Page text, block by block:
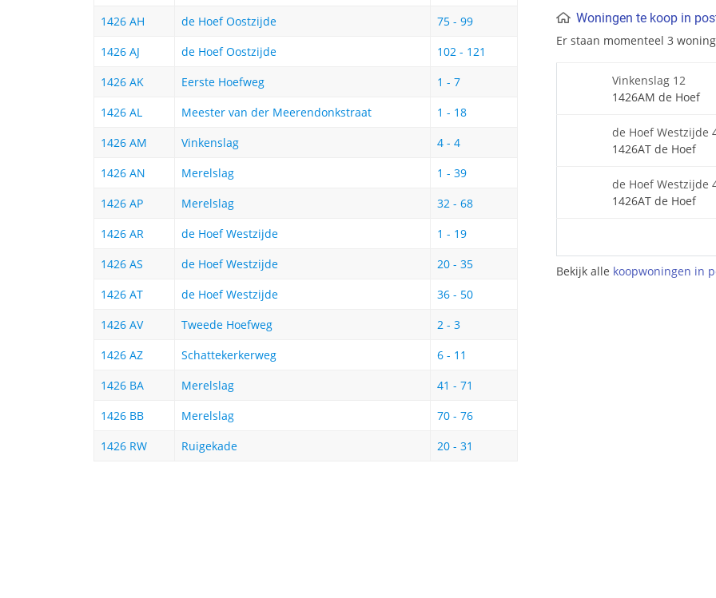
1426 AH
de Hoef Oostzijde
75 - 99
1426 AJ
de Hoef Oostzijde
102 - 121
1426 AK
Eerste Hoefweg
1 - 7
1426 AL
Meester van der Meerendonkstraat
1 - 18
1426 AM
Vinkenslag
4 - 4
1426 AN
Merelslag
1 - 39
1426 AP
Merelslag
32 - 68
1426 AR
de Hoef Westzijde
1 - 19
1426 AS
de Hoef Westzijde
20 - 35
1426 AT
de Hoef Westzijde
36 - 50
1426 AV
Tweede Hoefweg
2 - 3
1426 AZ
Schattekerkerweg
6 - 11
1426 BA
Merelslag
41 - 71
1426 BB
Merelslag
70 - 76
1426 RW
Ruigekade 20 - 31
Woningen te koop in
Er staan momenteel 3
Vinkenslag 12
1426AM de Hoef
de Hoef Westzijde
1426AT de Hoef
de Hoef Westzijde
1426AT de Hoef
Bekijk alle koopwoningen in